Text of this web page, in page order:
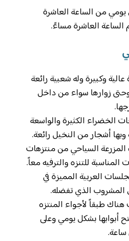
من الساعة العاشرة
الساعة العاشرة مساءً.
وكبيرة وله شعبية رائعة
زوارها سواء من داخل
الخضراء الكثيرة والواسعة
وبها أشجار من النخيل رائعة.
المزرعة السياحي من منتزهات
المناسبة للتنزه والترفيه معاً.
العربية المميزة في
المشروب الذي تفضله.
طبقاً لأجواء المنتزه
أبوابها بشكل يومي وعلى